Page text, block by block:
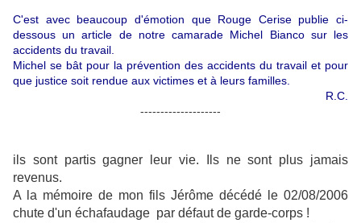
C'est avec beaucoup d'émotion que Rouge Cerise publie ci-
dessous un article de notre camarade Michel Bianco sur les
accidents du travail.
Michel se bât pour la prévention des accidents du travail et pour
que justice soit rendue aux victimes et à leurs familles.
R.C.
--------------------
ils sont partis gagner leur vie. Ils ne sont plus jamais
revenus.
A la mémoire de mon fils Jérôme décédé le 02/08/2006
chute d'un échafaudage par défaut de garde-corps !